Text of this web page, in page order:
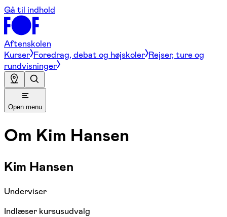
Gå til indhold
Aftenskolen
Kurser Foredrag, debat og højskoler Rejser, ture og
rundvisninger
Open menu
Om Kim Hansen
Kim Hansen
Underviser
Indlæser kursusudvalg